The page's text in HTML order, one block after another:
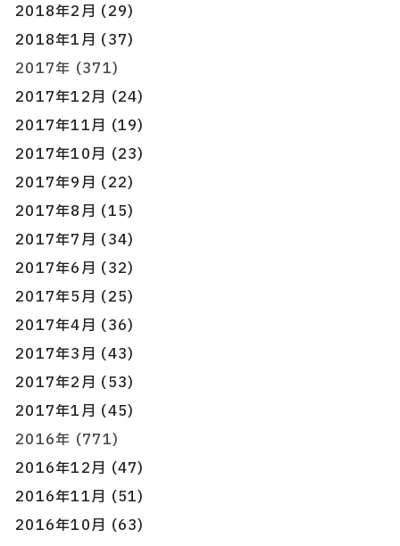
2018年2月 (29)
2018年1月 (37)
2017年 (371)
2017年12月 (24)
2017年11月 (19)
2017年10月 (23)
2017年9月 (22)
2017年8月 (15)
2017年7月 (34)
2017年6月 (32)
2017年5月 (25)
2017年4月 (36)
2017年3月 (43)
2017年2月 (53)
2017年1月 (45)
2016年 (771)
2016年12月 (47)
2016年11月 (51)
2016年10月 (63)